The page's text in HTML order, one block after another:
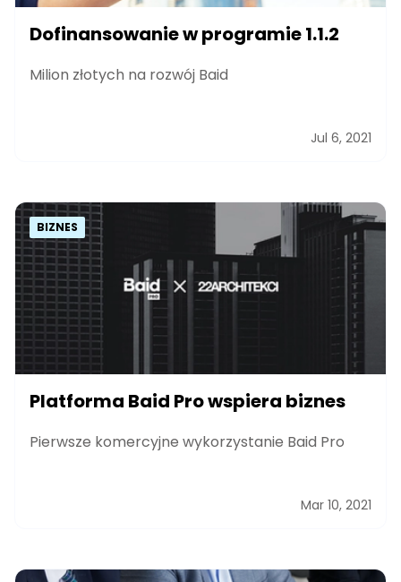
Dofinansowanie w programie 1.1.2
Milion złotych na rozwój Baid
Jul 6, 2021
BIZNES
Platforma Baid Pro wspiera biznes
Pierwsze komercyjne wykorzystanie Baid Pro
Mar 10, 2021